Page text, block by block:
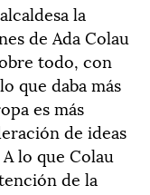
la
de Ada Colau
todo, con
que daba más
es más
de ideas
lo que Colau
de la